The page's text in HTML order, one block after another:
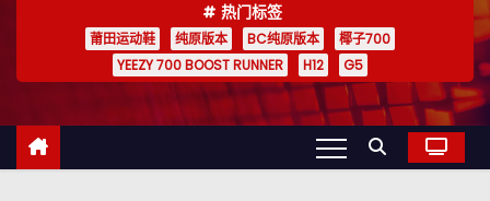
热门标签
莆田运动鞋 纯原版本 BC纯原版本
椰子700
YEEZY 700 BOOST RUNNER
H12 G5